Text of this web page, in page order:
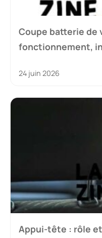
Coupe batterie de
fonctionnement,
24 juin 2026
Appui-tête : rôle